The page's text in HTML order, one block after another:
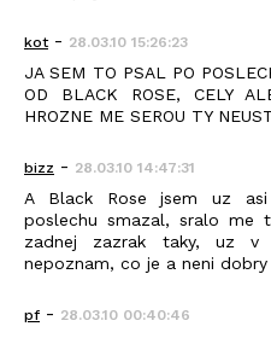
kot- 28.03.10 15:26:23
JA SEM TO PSAL PO
OD BLACK ROSE, CELY
HROZNE ME SEROU TY
bizz - 28.03.10 14:47:31
A Black Rose jsem uz
poslechu smazal, sralo
zadnej zazrak taky, uz v
nepoznam, co je a neni dobry
pf - 28.03.10 00:40:46